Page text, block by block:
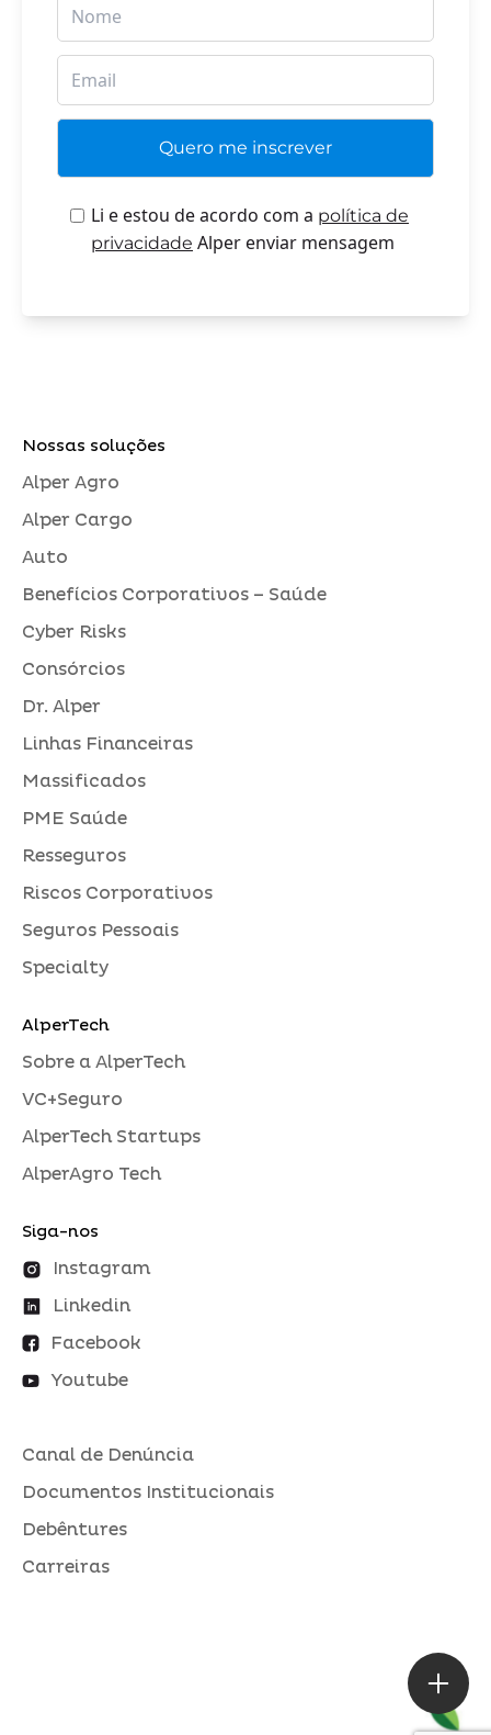
Li e estou de acordo com a política de
privacidade Alper enviar mensagem
Nossas soluções
Alper Agro
Alper Cargo
Auto
Benefícios Corporativos – Saúde
Cyber Risks
Consórcios
Dr. Alper
Linhas Financeiras
Massificados
PME Saúde
Resseguros
Riscos Corporativos
Seguros Pessoais
Specialty
AlperTech
Sobre a AlperTech
VC+Seguro
AlperTech Startups
AlperAgro Tech
Siga-nos
Instagram
Linkedin
Facebook
Youtube
Canal de Denúncia
Documentos Institucionais
Debêntures
Carreiras